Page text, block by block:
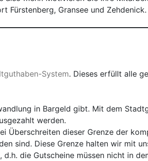
Fürstenberg, Gransee und Zehdenick.
System. Dieses erfüllt alle
in Bargeld gibt. Mit dem
werden.
Überschreiten dieser Grenze der
sind. Diese Grenze halten wir mit
die Gutscheine müssen nicht in